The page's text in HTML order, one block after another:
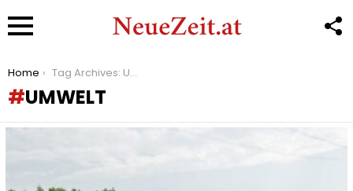
You are here:
Home Tag Archives: Umwelt
UMWELT